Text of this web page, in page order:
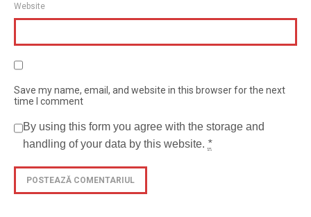
Website
Save my name, email, and website in this browser for the next
time I comment
By using this form you agree with the storage and
handling of your data by this website. *